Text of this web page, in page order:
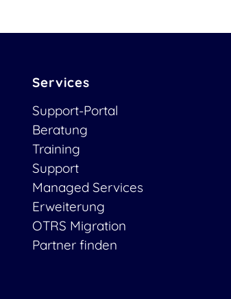
Services
Support-Portal
Beratung
Training
Support
Managed Services
Erweiterung
OTRS Migration
Partner finden